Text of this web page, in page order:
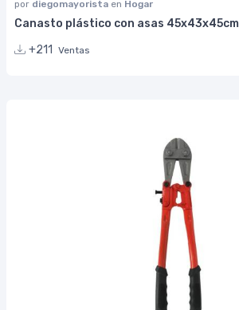
por diegomayorista en Hogar
Canasto plástico con asas 45x43x45cm
+211
Ventas